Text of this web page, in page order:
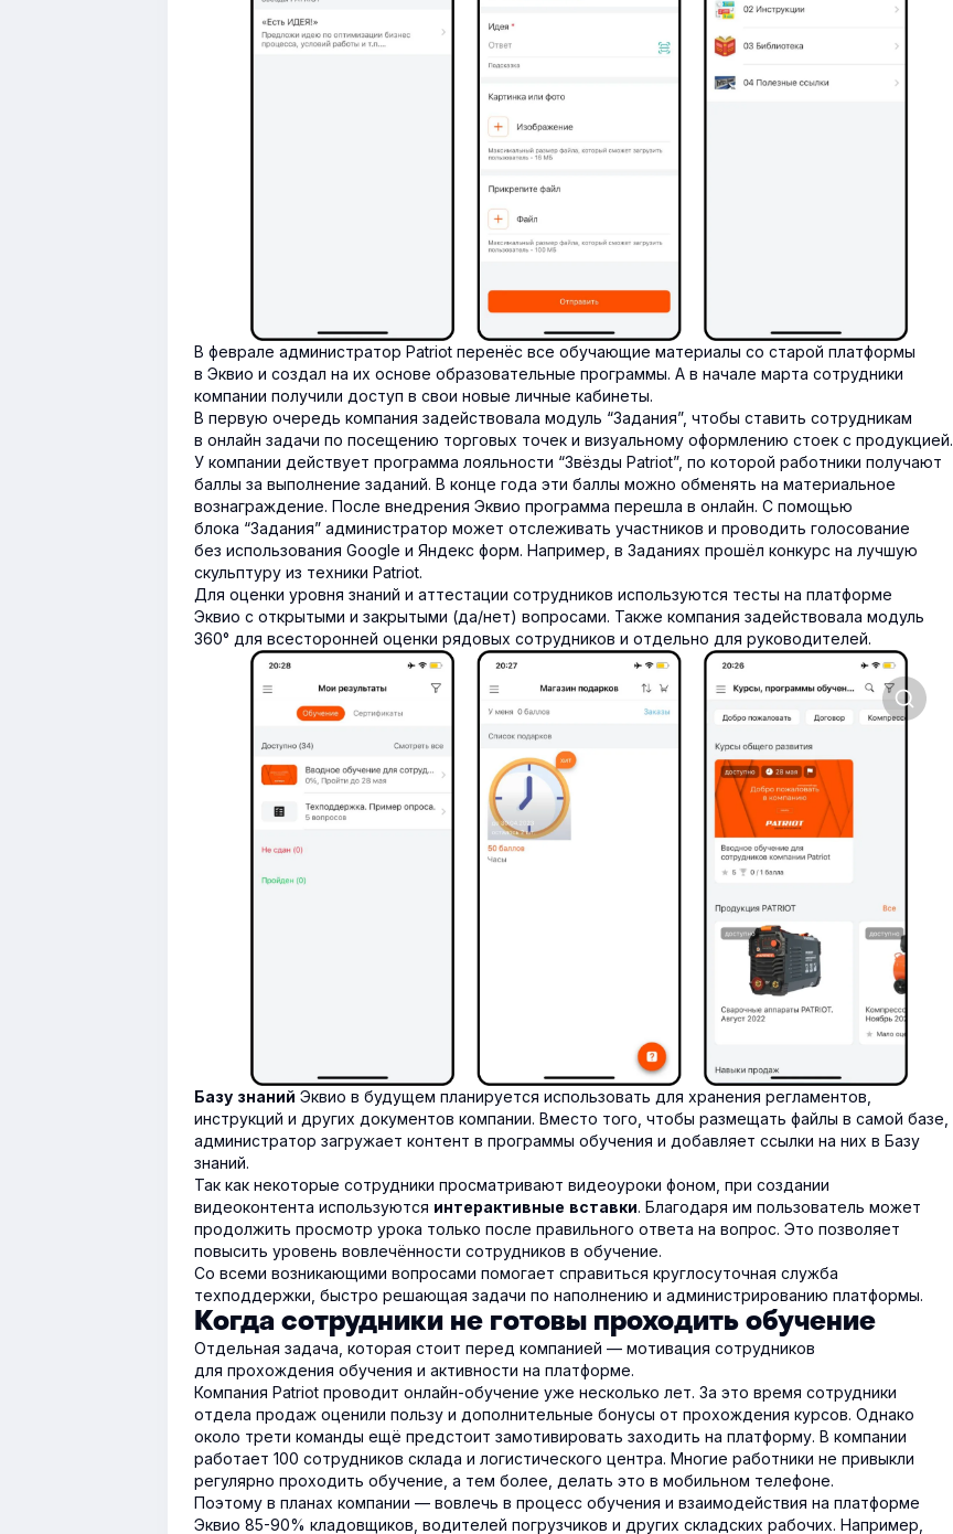
В феврале администратор Patriot перенёс все обучающие материалы со старой платформы
в Эквио и создал на их основе образовательные программы. А в начале марта сотрудники
компании получили доступ в свои новые личные кабинеты.
В первую очередь компания задействовала модуль “Задания”, чтобы ставить сотрудникам
в онлайн задачи по посещению торговых точек и визуальному оформлению стоек с продукцией.
У компании действует программа лояльности “Звёзды Patriot”, по которой работники получают
баллы за выполнение заданий. В конце года эти баллы можно обменять на материальное
вознаграждение. После внедрения Эквио программа перешла в онлайн. С помощью
блока “Задания” администратор может отслеживать участников и проводить голосование
без использования Google и Яндекс форм. Например, в Заданиях прошёл конкурс на лучшую
скульптуру из техники Patriot.
Для оценки уровня знаний и аттестации сотрудников используются тесты на платформе
Эквио с открытыми и закрытыми (да/нет) вопросами. Также компания задействовала модуль
360° для всесторонней оценки рядовых сотрудников и отдельно для руководителей.
Базу знаний Эквио в будущем планируется использовать для хранения регламентов,
инструкций и других документов компании. Вместо того, чтобы размещать файлы в самой базе,
администратор загружает контент в программы обучения и добавляет ссылки на них в Базу
знаний.
Так как некоторые сотрудники просматривают видеоуроки фоном, при создании
видеоконтента используются интерактивные вставки. Благодаря им пользователь может
продолжить просмотр урока только после правильного ответа на вопрос. Это позволяет
повысить уровень вовлечённости сотрудников в обучение.
Со всеми возникающими вопросами помогает справиться круглосуточная служба
техподдержки, быстро решающая задачи по наполнению и администрированию платформы.
Когда сотрудники не готовы проходить обучение
Отдельная задача, которая стоит перед компанией — мотивация сотрудников
для прохождения обучения и активности на платформе.
Компания Patriot проводит онлайн-обучение уже несколько лет. За это время сотрудники
отдела продаж оценили пользу и дополнительные бонусы от прохождения курсов. Однако
около трети команды ещё предстоит замотивировать заходить на платформу. В компании
работает 100 сотрудников склада и логистического центра. Многие работники не привыкли
регулярно проходить обучение, а тем более, делать это в мобильном телефоне.
Поэтому в планах компании — вовлечь в процесс обучения и взаимодействия на платформе
Эквио 85-90% кладовщиков, водителей погрузчиков и других складских рабочих. Например,